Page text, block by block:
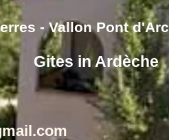
- Vallon Pont d'Arc
Gites in Ardèche